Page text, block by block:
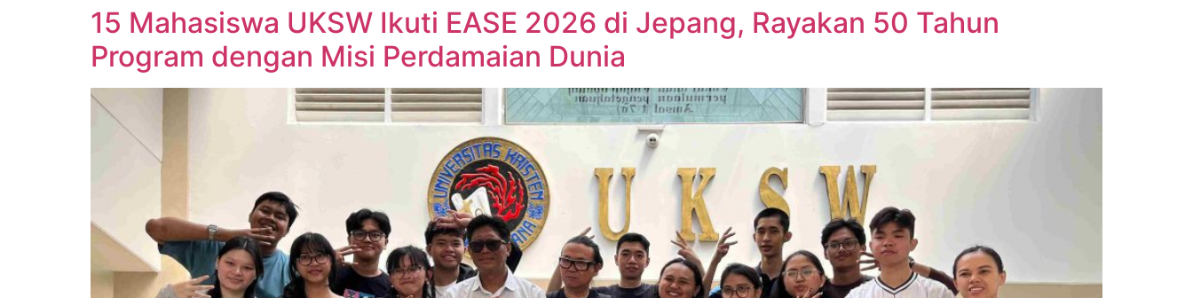
15 Mahasiswa UKSW Ikuti EASE 2026 di Jepang, Rayakan 50 Tahun
Program dengan Misi Perdamaian Dunia